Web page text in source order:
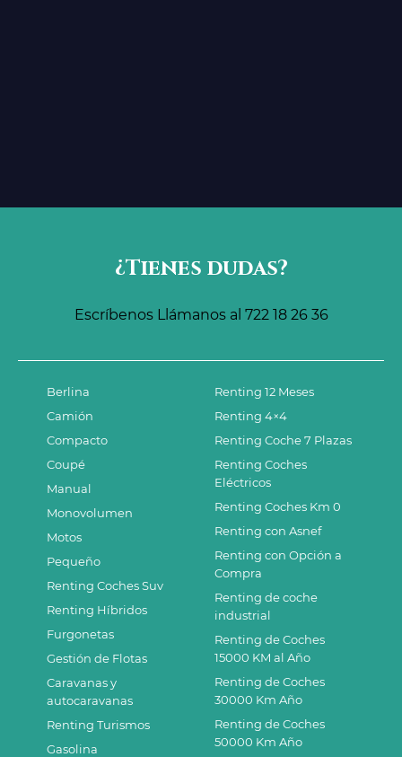
¿Tienes dudas?
Escríbenos Llámanos al 722 18 26 36
Berlina
Camión
Compacto
Coupé
Manual
Monovolumen
Motos
Pequeño
Renting Coches Suv
Renting Híbridos
Furgonetas
Gestión de Flotas
Caravanas y
autocaravanas
Renting Turismos
Gasolina
Renting 12 Meses
Renting 4×4
Renting Coche 7 Plazas
Renting Coches
Eléctricos
Renting Coches Km 0
Renting con Asnef
Renting con Opción a
Compra
Renting de coche
industrial
Renting de Coches
15000 KM al Año
Renting de Coches
30000 Km Año
Renting de Coches
50000 Km Año